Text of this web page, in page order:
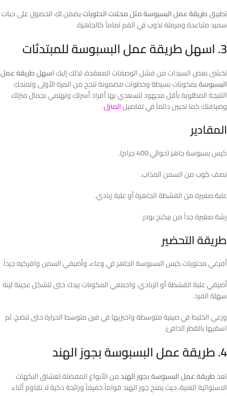
تطبيقطريقة عمل البسبوسة مثل محلات الحلوياتيضمن لكِ الحصول على حبات
سميد متباعدة ومرملة تذوب في الفم تماماً كالجاهزة.
3. اسهل طريقة عمل البسبوسة للمبتدئات
تخشى بعض السيدات من فشل الوصفات المعقدة، لذلك إليكِاسهل طريقة عمل
البسبوسةبمكونات بسيطة وخطوات مضمونة تنجح من المرة الأولى وتمنحكِ
النتيجة المطلوبة بأقل مجهود لتسعدي بها أفراد أسرتك وتهتمي بجمال منزلك
وضيافتك كما تحبين دائماً في تفاصيلالمنزل.
المقادير
كيس بسبوسة جاهز (حوالي 400 جرام).
نصف كوب من السمن المذاب.
علبة صغيرة من القشطة الجاهزة أو علبة زبادي.
رشة صغيرة جداً من بيكنج بودر.
طريقة التحضير
أفرغي محتويات كيس البسبوسة الجاهز في وعاء، وأضيفي السمن وافركيه جيداً.
أضيفي علبة القشطة أو الزبادي، واجمعي المكونات بيدك حتى تتشكل عجينة لينة
سهلة الفرد.
وزعي الخليط في صينية متوسطة واخبزيها في فرن متوسط الحرارة حتى تنضج، ثم
اسقيها بالقطر الدافئ.
4. طريقة عمل البسبوسة بجوز الهند
تعدطريقة عمل البسبوسة بجوز الهندمن الأنواع المفضلة لعشاق النكهات
الاستوائية الغنية، حيث يمنح جوز الهند قواماً خفيفاً ورائحة ذكية لا تقاوم أثناء